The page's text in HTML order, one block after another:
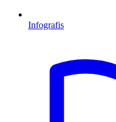
Infografis